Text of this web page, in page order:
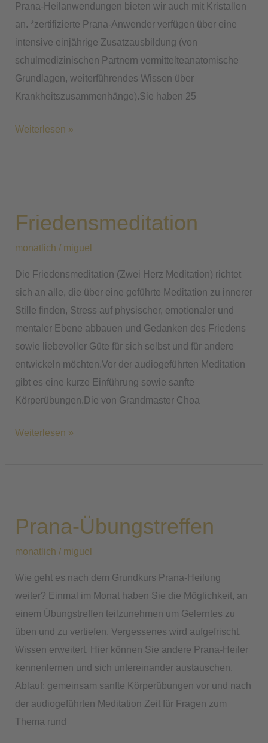
Prana-Heilanwendungen bieten wir auch mit Kristallen
an. *zertifizierte Prana-Anwender verfügen über eine
intensive einjährige Zusatzausbildung (von
schulmedizinischen Partnern vermittelteanatomische
Grundlagen, weiterführendes Wissen über
Krankheitszusammenhänge).Sie haben 25
Weiterlesen »
Friedensmeditation
monatlich / miguel
Die Friedensmeditation (Zwei Herz Meditation) richtet
sich an alle, die über eine geführte Meditation zu innerer
Stille finden, Stress auf physischer, emotionaler und
mentaler Ebene abbauen und Gedanken des Friedens
sowie liebevoller Güte für sich selbst und für andere
entwickeln möchten.Vor der audiogeführten Meditation
gibt es eine kurze Einführung sowie sanfte
Körperübungen.Die von Grandmaster Choa
Weiterlesen »
Prana-Übungstreffen
monatlich / miguel
Wie geht es nach dem Grundkurs Prana-Heilung
weiter? Einmal im Monat haben Sie die Möglichkeit, an
einem Übungstreffen teilzunehmen um Gelerntes zu
üben und zu vertiefen. Vergessenes wird aufgefrischt,
Wissen erweitert. Hier können Sie andere Prana-Heiler
kennenlernen und sich untereinander austauschen.
Ablauf: gemeinsam sanfte Körperübungen vor und nach
der audiogeführten Meditation Zeit für Fragen zum
Thema rund